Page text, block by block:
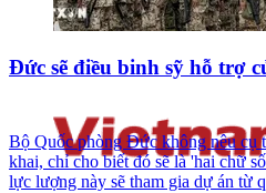
Đức sẽ điều binh sỹ hỗ trợ
Bộ Quốc phòng Đức không nêu cụ
khai, chỉ cho biết đó sẽ là 'hai chữ
lực lượng này sẽ tham gia dự án từ